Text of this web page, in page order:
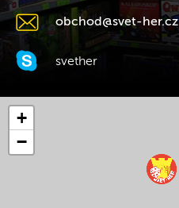
obchod@svet-her.cz
svether
+
−